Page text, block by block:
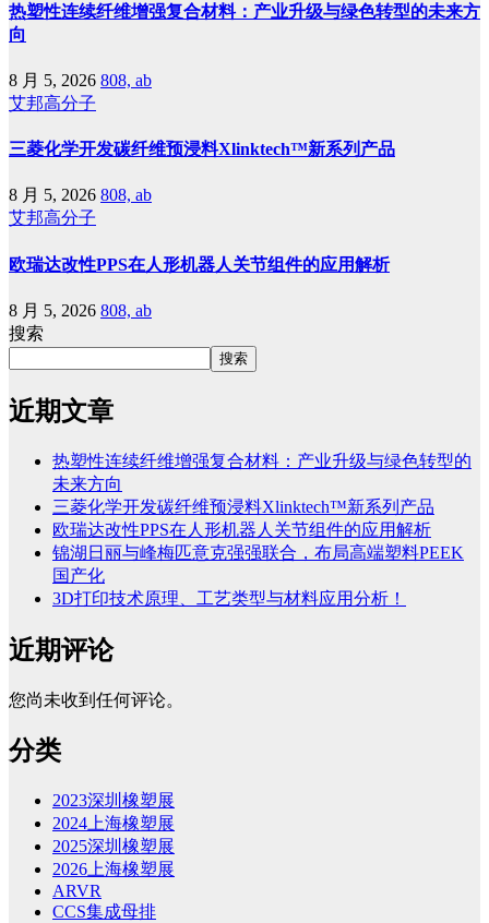
热塑性连续纤维增强复合材料：产业升级与绿色转型的未来方
向
8 月 5, 2026 808, ab
艾邦高分子
三菱化学开发碳纤维预浸料Xlinktech™新系列产品
8 月 5, 2026 808, ab
艾邦高分子
欧瑞达改性PPS在人形机器人关节组件的应用解析
8 月 5, 2026 808, ab
搜索
搜索
近期文章
热塑性连续纤维增强复合材料：产业升级与绿色转型的
未来方向
三菱化学开发碳纤维预浸料Xlinktech™新系列产品
欧瑞达改性PPS在人形机器人关节组件的应用解析
锦湖日丽与峰梅匹意克强强联合，布局高端塑料PEEK
国产化
3D打印技术原理、工艺类型与材料应用分析！
近期评论
您尚未收到任何评论。
分类
2023深圳橡塑展
2024上海橡塑展
2025深圳橡塑展
2026上海橡塑展
ARVR
CCS集成母排